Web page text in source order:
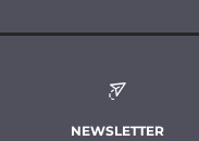
NEWSLETTER